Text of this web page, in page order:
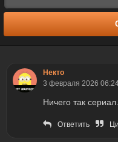
Некто
3 февраля 2026
Ничего так
Ответить